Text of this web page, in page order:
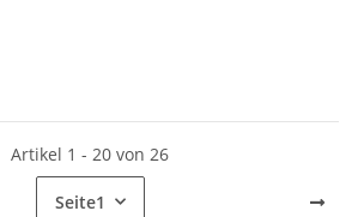
Artikel 1 - 20 von 26
Seite1